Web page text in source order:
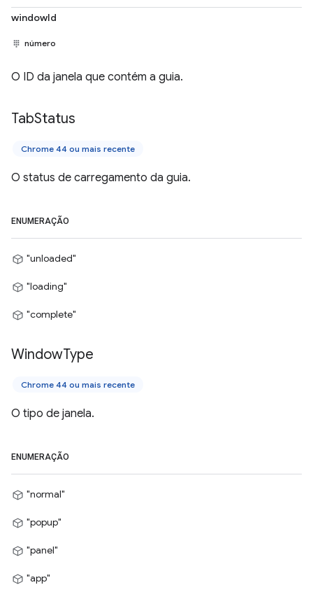
windowId
número
O ID da janela que contém a guia.
TabStatus
Chrome 44 ou mais recente
O status de carregamento da guia.
ENUMERAÇÃO
"unloaded"
"loading"
"complete"
WindowType
Chrome 44 ou mais recente
O tipo de janela.
ENUMERAÇÃO
"normal"
"popup"
"panel"
"app"